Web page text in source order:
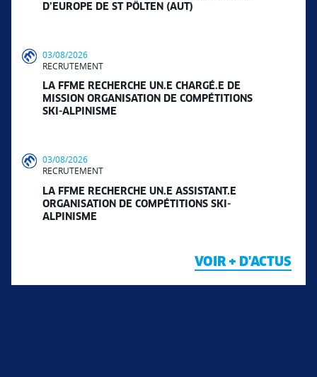
D’EUROPE DE ST PÖLTEN (AUT)
03/08/2026
RECRUTEMENT
LA FFME RECHERCHE UN.E CHARGÉ.E DE
MISSION ORGANISATION DE COMPÉTITIONS
SKI-ALPINISME
03/08/2026
RECRUTEMENT
LA FFME RECHERCHE UN.E ASSISTANT.E
ORGANISATION DE COMPÉTITIONS SKI-
ALPINISME
VOIR + D'ACTUS